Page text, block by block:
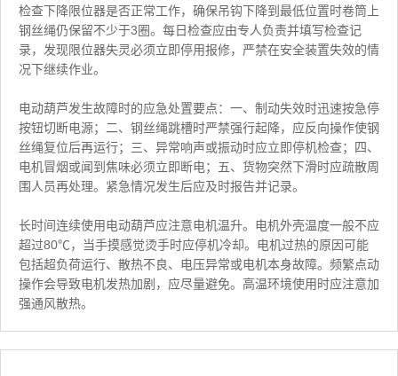
检查下降限位器是否正常工作，确保吊钩下降到最低位置时卷筒上
钢丝绳仍保留不少于3圈。每日检查应由专人负责并填写检查记
录，发现限位器失灵必须立即停用报修，严禁在安全装置失效的情
况下继续作业。
电动葫芦发生故障时的应急处置要点：一、制动失效时迅速按急停
按钮切断电源；二、钢丝绳跳槽时严禁强行起降，应反向操作使钢
丝绳复位后再运行；三、异常响声或振动时应立即停机检查；四、
电机冒烟或闻到焦味必须立即断电；五、货物突然下滑时应疏散周
围人员再处理。紧急情况发生后应及时报告并记录。
长时间连续使用电动葫芦应注意电机温升。电机外壳温度一般不应
超过80℃，当手摸感觉烫手时应停机冷却。电机过热的原因可能
包括超负荷运行、散热不良、电压异常或电机本身故障。频繁点动
操作会导致电机发热加剧，应尽量避免。高温环境使用时应注意加
强通风散热。